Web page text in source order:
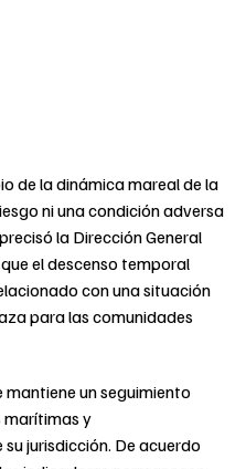
de la dinámica mareal de la
ni una condición adversa
la Dirección General
el descenso temporal
con una situación
para las comunidades
un seguimiento
marítimas y
jurisdicción. De acuerdo